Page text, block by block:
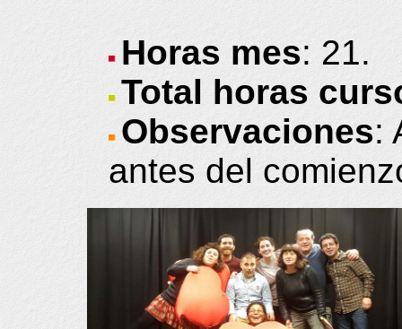
Horas mes: 21.
Total horas
Observaciones:
antes del